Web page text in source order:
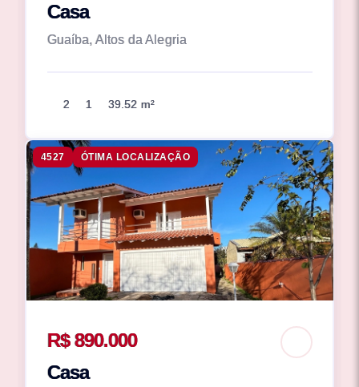
Casa
Guaíba, Altos da Alegria
2 1 39.52 m²
4527 ÓTIMA LOCALIZAÇÃO
R$ 890.000
Casa